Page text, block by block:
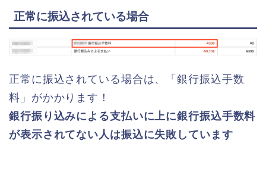
正常に振込されている場合
正常に振込されている場合は、「銀行振込手数
料」がかかります！
銀行振り込みによる支払いに上に銀行振込手数料
が表示されてない人は振込に失敗しています